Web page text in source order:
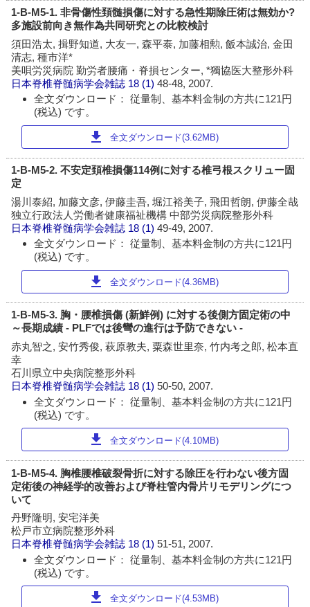
1-B-M5-1. 非骨傷性頚髄損傷に対する急性期除圧術は無効か?
多施設前向き無作為共同研究との比較検討
須田浩太, 揖野知道, 大友一, 森平泰, 加藤相勲, 飯本誠治, 金田
清志, 種市洋*
美唄労災病院 勤労者腰痛・脊損センター, *獨協医大整形外科
日本脊椎脊髄病学会雑誌 18 (1)48-48, 2007.
全文ダウンロード： 従量制、基本料金制の方共に121円
(税込) です。
download 全文ダウンロード(3.62MB)
1-B-M5-2. 不安定頚椎損傷114例に対する椎弓根スクリュー固
定
湯川泰紹, 加藤文彦, 伊藤圭吾, 堀江裕美子, 飛田哲朗, 伊藤全哉
独立行政法人労働者健康福祉機構 中部労災病院整形外科
日本脊椎脊髄病学会雑誌 18 (1)49-49, 2007.
全文ダウンロード： 従量制、基本料金制の方共に121円
(税込) です。
download 全文ダウンロード(4.36MB)
1-B-M5-3. 胸・腰椎損傷 (新鮮例) に対する後側方固定術の中
～長期成績 - PLFでは後彎の進行は予防できない -
赤丸智之, 安竹秀俊, 萩原教夫, 粟森世里奈, 竹内考之郎, 松本直
幸
石川県立中央病院整形外科
日本脊椎脊髄病学会雑誌 18 (1)50-50, 2007.
全文ダウンロード： 従量制、基本料金制の方共に121円
(税込) です。
download 全文ダウンロード(4.10MB)
1-B-M5-4. 胸椎腰椎破裂骨折に対する除圧を行わない後方固
定術後の神経学的改善および脊柱管内骨片リモデリングにつ
いて
丹野隆明, 安宅洋美
松戸市立病院整形外科
日本脊椎脊髄病学会雑誌 18 (1)51-51, 2007.
全文ダウンロード： 従量制、基本料金制の方共に121円
(税込) です。
download 全文ダウンロード(4.53MB)